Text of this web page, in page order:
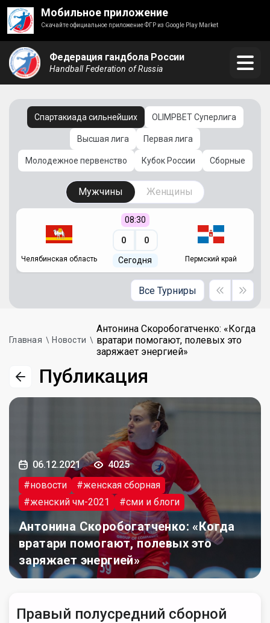
Мобильное приложение
Скачайте официальное приложение ФГР из Google Play Market
Федерация гандбола России
Handball Federation of Russia
Спартакиада сильнейших OLIMPBET Суперлига
Высшая лига Первая лига
Молодежное первенство Кубок России Сборные
Мужчины Женщины
Челябинская область
08:30
0 0
Сегодня Пермский край
Все Турниры
Главная Новости
Антонина Скоробогатченко: «Когда
вратари помогают, полевых это
заряжает энергией»
Публикация
06.12.2021
4025
#новости
#женская сборная
#женский чм-2021
#сми и блоги
Антонина Скоробогатченко: «Когда
вратари помогают, полевых это
заряжает энергией»
Правый полусредний сборной